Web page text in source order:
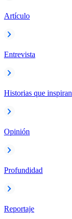
Artículo
Entrevista
Historias que inspiran
Opinión
Profundidad
Reportaje